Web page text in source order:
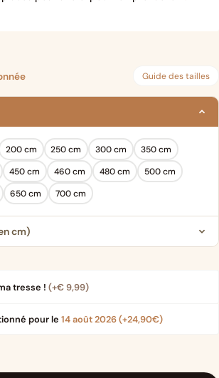
€ 199,99
Guide des tailles
200 cm 250 cm 300 cm
350 cm
450 cm 460 cm 480 cm
500 cm
650 cm 700 cm
cm)
tresse ! (+€9,99)
pour le 14 août 2026 (+24,90€)